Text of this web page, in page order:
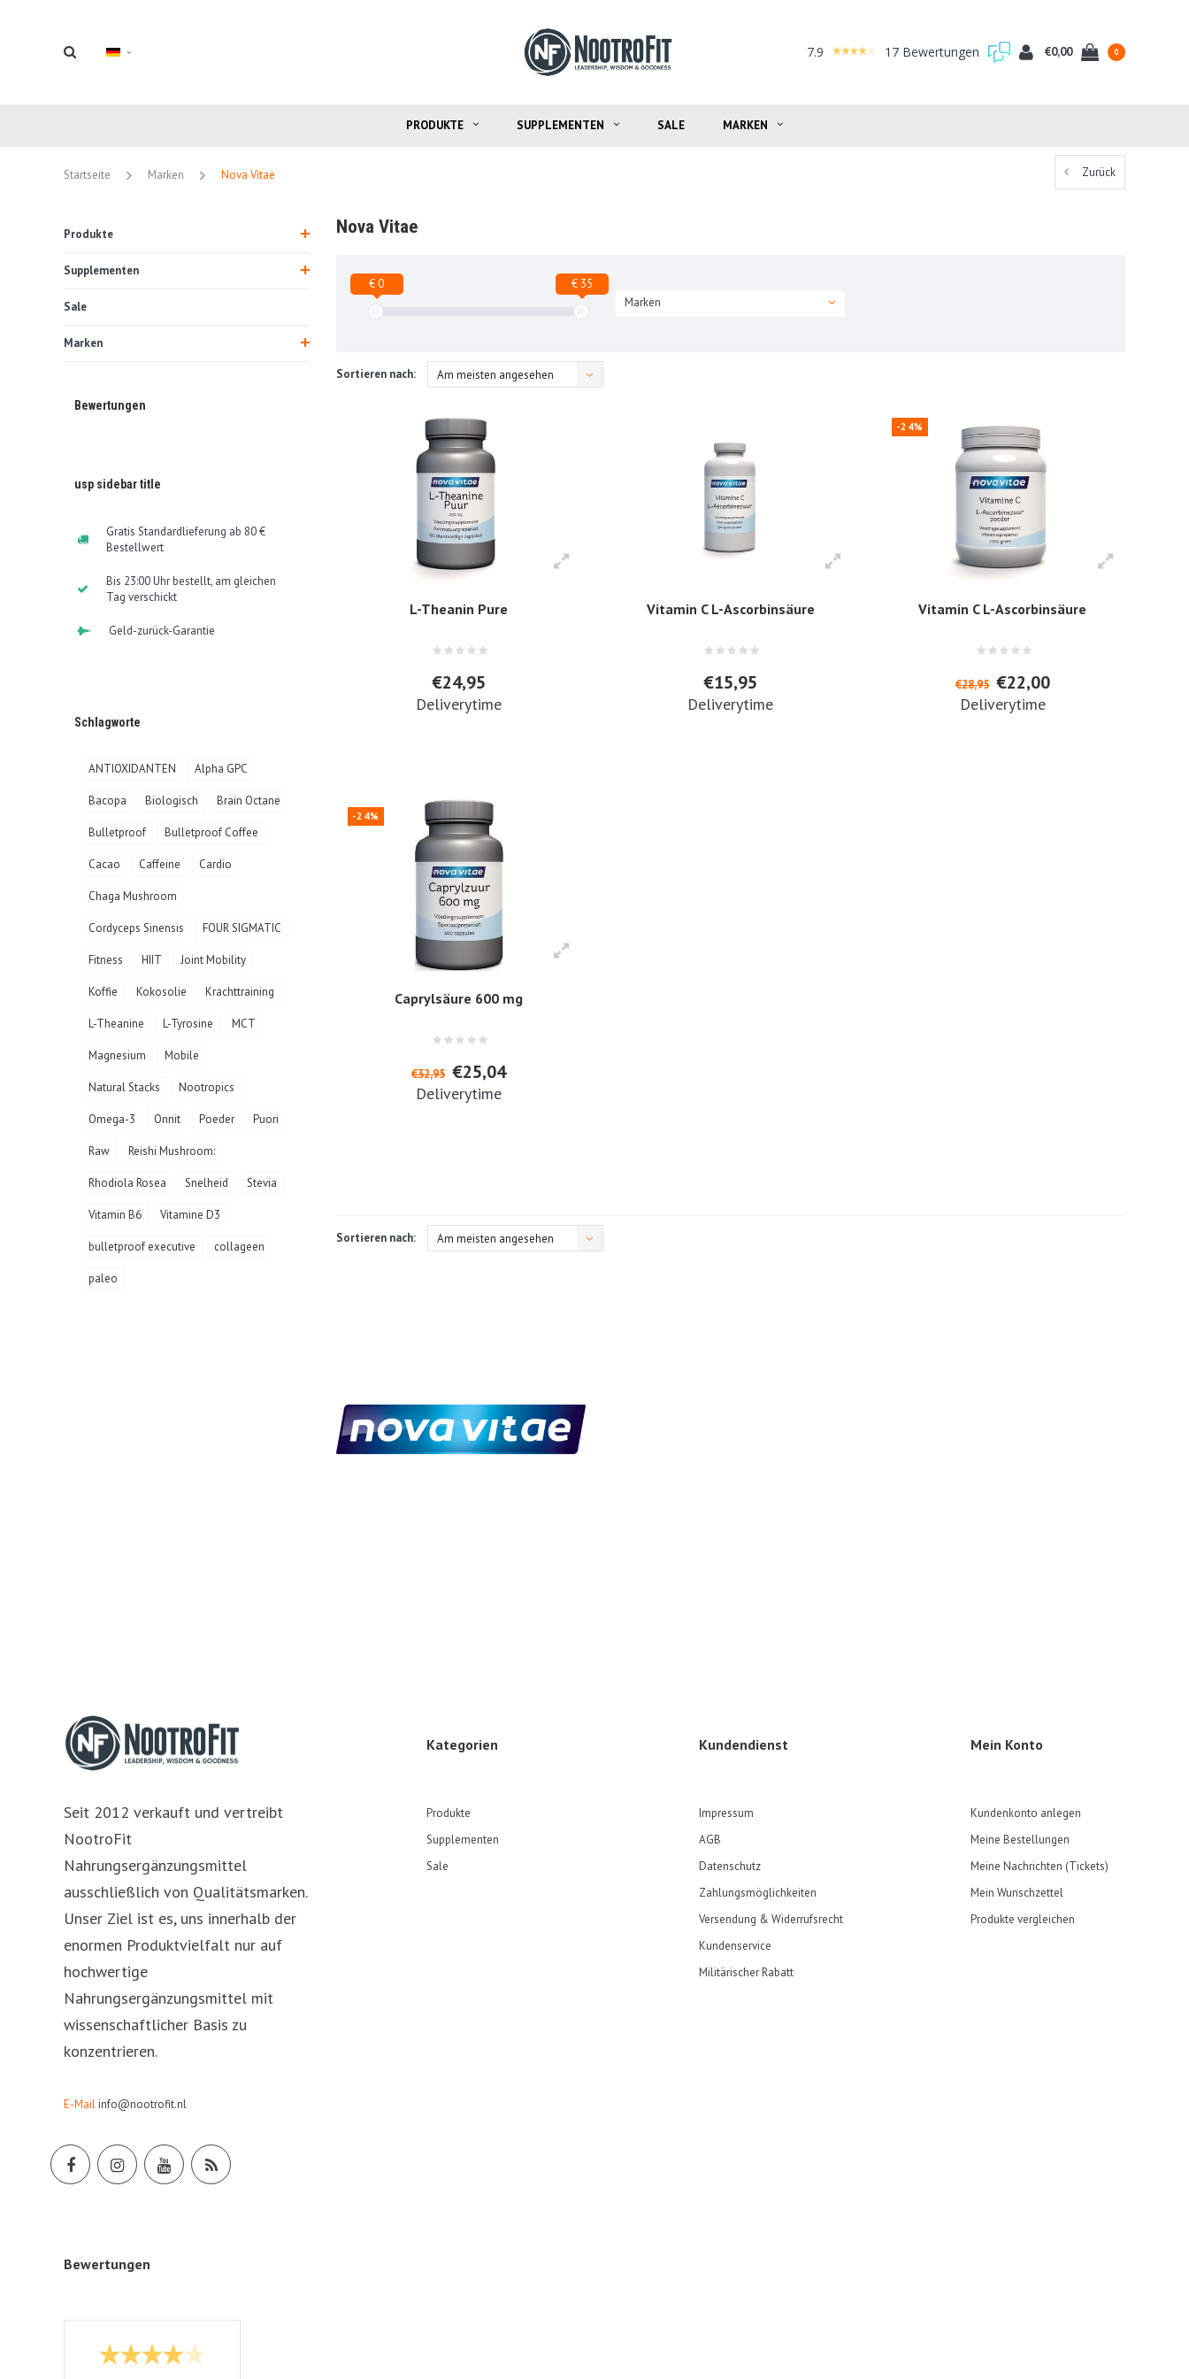
7.9 17 Bewertungen €0,00 0
PRODUKTE SUPPLEMENTEN SALE MARKEN
Startseite Marken Nova Vitae Zurück
Produkte
Supplementen
Sale
Marken
Bewertungen
usp sidebar title
Gratis Standardlieferung ab 80 €
Bestellwert
Bis 23:00 Uhr bestellt, am gleichen
Tag verschickt
Geld-zurück-Garantie
Schlagworte
ANTIOXIDANTEN Alpha GPC
Bacopa Biologisch Brain Octane
Bulletproof Bulletproof Coffee
Cacao Caffeine Cardio
Chaga Mushroom
Cordyceps Sinensis FOUR SIGMATIC
Fitness HIIT Joint Mobility
Koffie Kokosolie Krachttraining
L-Theanine L-Tyrosine MCT
Magnesium Mobile
Natural Stacks Nootropics
Omega-3 Onnit Poeder Puori
Raw Reishi Mushroom:
Rhodiola Rosea Snelheid Stevia
Vitamin B6 Vitamine D3
bulletproof executive collageen
paleo
Nova Vitae
€ 0
€ 35
Marken
Sortieren nach: Am meisten angesehen
L-Theanin Pure
€24,95
Deliverytime
Vitamin C L-Ascorbinsäure
€15,95
Deliverytime
-24%
Vitamin C L-Ascorbinsäure
€28,95 €22,00
Deliverytime
-24%
Caprylsäure 600 mg
€32,95 €25,04
Deliverytime
Sortieren nach: Am meisten angesehen
Seit 2012 verkauft und vertreibt
NootroFit
Nahrungsergänzungsmittel
ausschließlich von Qualitätsmarken.
Unser Ziel ist es, uns innerhalb der
enormen Produktvielfalt nur auf
hochwertige
Nahrungsergänzungsmittel mit
wissenschaftlicher Basis zu
konzentrieren.
E-Mailinfo@nootrofit.nl
Kategorien
Produkte
Supplementen
Sale
Kundendienst
Impressum
AGB
Datenschutz
Zahlungsmöglichkeiten
Versendung & Widerrufsrecht
Kundenservice
Militärischer Rabatt
Mein Konto
Kundenkonto anlegen
Meine Bestellungen
Meine Nachrichten (Tickets)
Mein Wunschzettel
Produkte vergleichen
Bewertungen